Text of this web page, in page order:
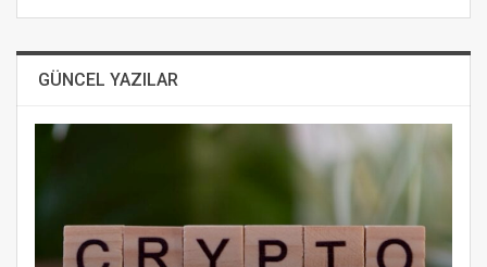
GÜNCEL YAZILAR